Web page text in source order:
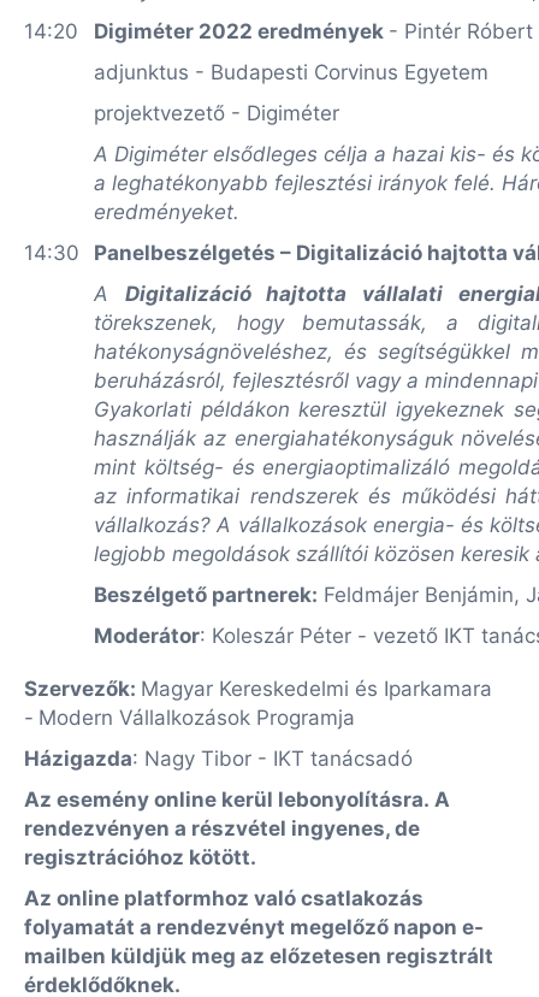
14:20
Digiméter 2022 eredmények - Pintér Róbert
adjunktus - Budapesti Corvinus Egyetem
projektvezető - Digiméter
A Digiméter elsődleges célja a hazai kis- és
a leghatékonyabb fejlesztési irányok felé.
eredményeket.
14:30
Panelbeszélgetés – Digitalizáció hajtotta
A Digitalizáció hajtotta vállalati
törekszenek, hogy bemutassák, a
hatékonyságnöveléshez, és segítségükkel
beruházásról, fejlesztésről vagy a
Gyakorlati példákon keresztül igyekeznek
használják az energiahatékonyságuk
mint költség- és energiaoptimalizáló
az informatikai rendszerek és működési
vállalkozás?A vállalkozások energia- és
legjobb megoldások szállítói közösen keresik
Beszélgető partnerek: Feldmájer Benjámin,
Moderátor: Koleszár Péter - vezető IKT
Szervezők: Magyar Kereskedelmi és Iparkamara
- Modern Vállalkozások Programja
Házigazda: Nagy Tibor - IKT tanácsadó
Az esemény online kerül lebonyolításra. A
rendezvényen a részvétel ingyenes, de
regisztrációhoz kötött.
Az online platformhoz való csatlakozás
folyamatát a rendezvényt megelőző napon e-
mailben küldjük meg az előzetesen regisztrált
érdeklődőknek.